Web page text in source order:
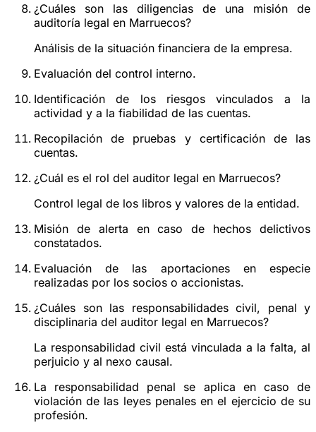
¿Cuáles son las diligencias de una misión de
auditoría legal en Marruecos?
Análisis de la situación financiera de la empresa.
Evaluación del control interno.
Identificación de los riesgos vinculados a la
actividad y a la fiabilidad de las cuentas.
Recopilación de pruebas y certificación de las
cuentas.
¿Cuál es el rol del auditor legal en Marruecos?
Control legal de los libros y valores de la entidad.
Misión de alerta en caso de hechos delictivos
constatados.
Evaluación de las aportaciones en especie
realizadas por los socios o accionistas.
¿Cuáles son las responsabilidades civil, penal y
disciplinaria del auditor legal en Marruecos?
La responsabilidad civil está vinculada a la falta, al
perjuicio y al nexo causal.
La responsabilidad penal se aplica en caso de
violación de las leyes penales en el ejercicio de su
profesión.